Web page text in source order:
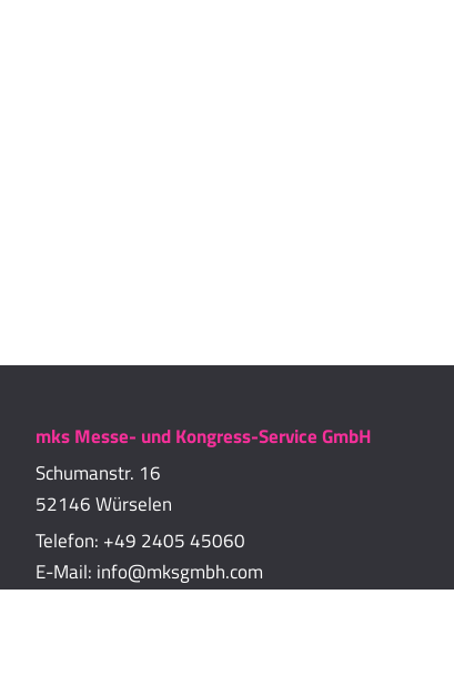
mks Messe- und Kongress-Service GmbH
Schumanstr. 16
52146 Würselen
Telefon: +49 2405 45060
E-Mail: info@mksgmbh.com